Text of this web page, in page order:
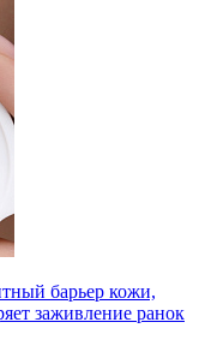
барьер кожи,
заживление ранок